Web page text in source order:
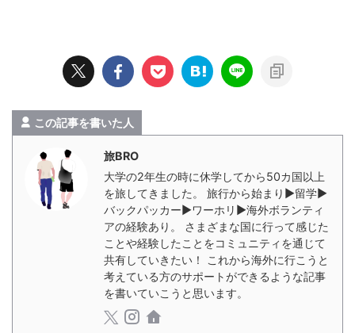
この記事を書いた人
旅BRO
大学の2年生の時に休学してから50カ国以上
を旅してきました。 旅行から始まり▶︎留学▶︎
バックパッカー▶︎ワーホリ▶︎海外ボランティ
アの経験あり。 さまざまな国に行って感じた
ことや経験したことをコミュニティを通じて
共有していきたい！ これから海外に行こうと
考えている方のサポートができるような記事
を書いていこうと思います。